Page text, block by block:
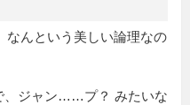
んという美しい論理なの
ジャン……プ？ みたいな